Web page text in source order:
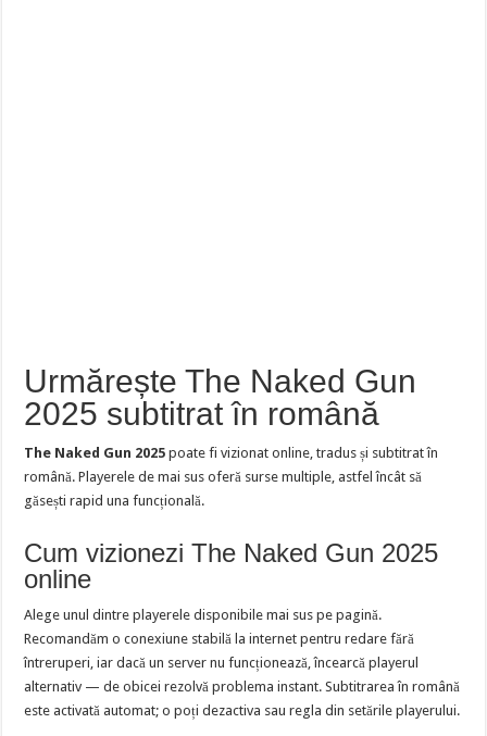
Urmărește The Naked Gun
2025 subtitrat în română
The Naked Gun 2025 poate fi vizionat online, tradus și subtitrat în
română. Playerele de mai sus oferă surse multiple, astfel încât să
găsești rapid una funcțională.
Cum vizionezi The Naked Gun 2025
online
Alege unul dintre playerele disponibile mai sus pe pagină.
Recomandăm o conexiune stabilă la internet pentru redare fără
întreruperi, iar dacă un server nu funcționează, încearcă playerul
alternativ — de obicei rezolvă problema instant. Subtitrarea în română
este activată automat; o poți dezactiva sau regla din setările playerului.